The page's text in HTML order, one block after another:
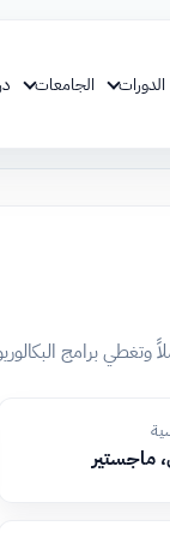
الدورات الجامعات
وتغطي برامج
ماجستير